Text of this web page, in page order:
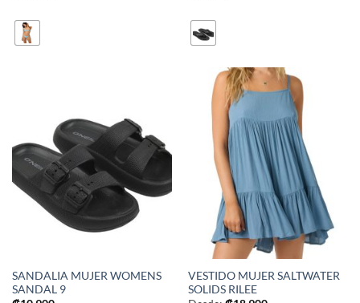
SANDALIA MUJER WOMENS
SANDAL 9
VESTIDO MUJER SALTWATER
SOLIDS RILEE